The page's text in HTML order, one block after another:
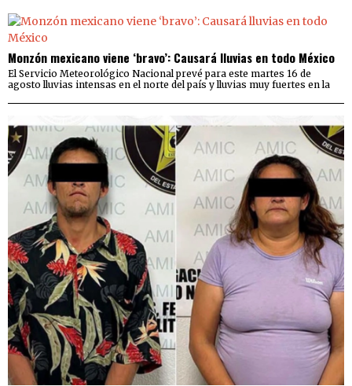
Monzón mexicano viene ‘bravo’: Causará lluvias en todo México
El Servicio Meteorológico Nacional prevé para este martes 16 de
agosto lluvias intensas en el norte del país y lluvias muy fuertes en la